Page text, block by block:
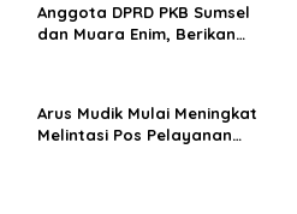
Anggota DPRD PKB Sumsel
dan Muara Enim, Berikan
Arus Mudik Mulai Meningkat
Melintasi Pos Pelayanan